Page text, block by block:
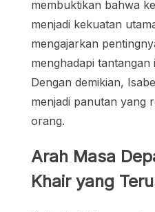
membuktikan bahwa
menjadi kekuatan
mengajarkan
menghadapi tantangan
Dengan demikian,
menjadi panutan yang
orang.
Arah Masa
Khair yang